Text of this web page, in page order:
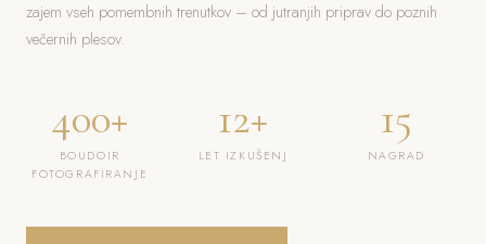
zajem vseh pomembnih trenutkov – od jutranjih priprav do poznih
večernih plesov.
400+
BOUDOIR
FOTOGRAFIRANJE
12+
LET IZKUŠENJ
15
NAGRAD